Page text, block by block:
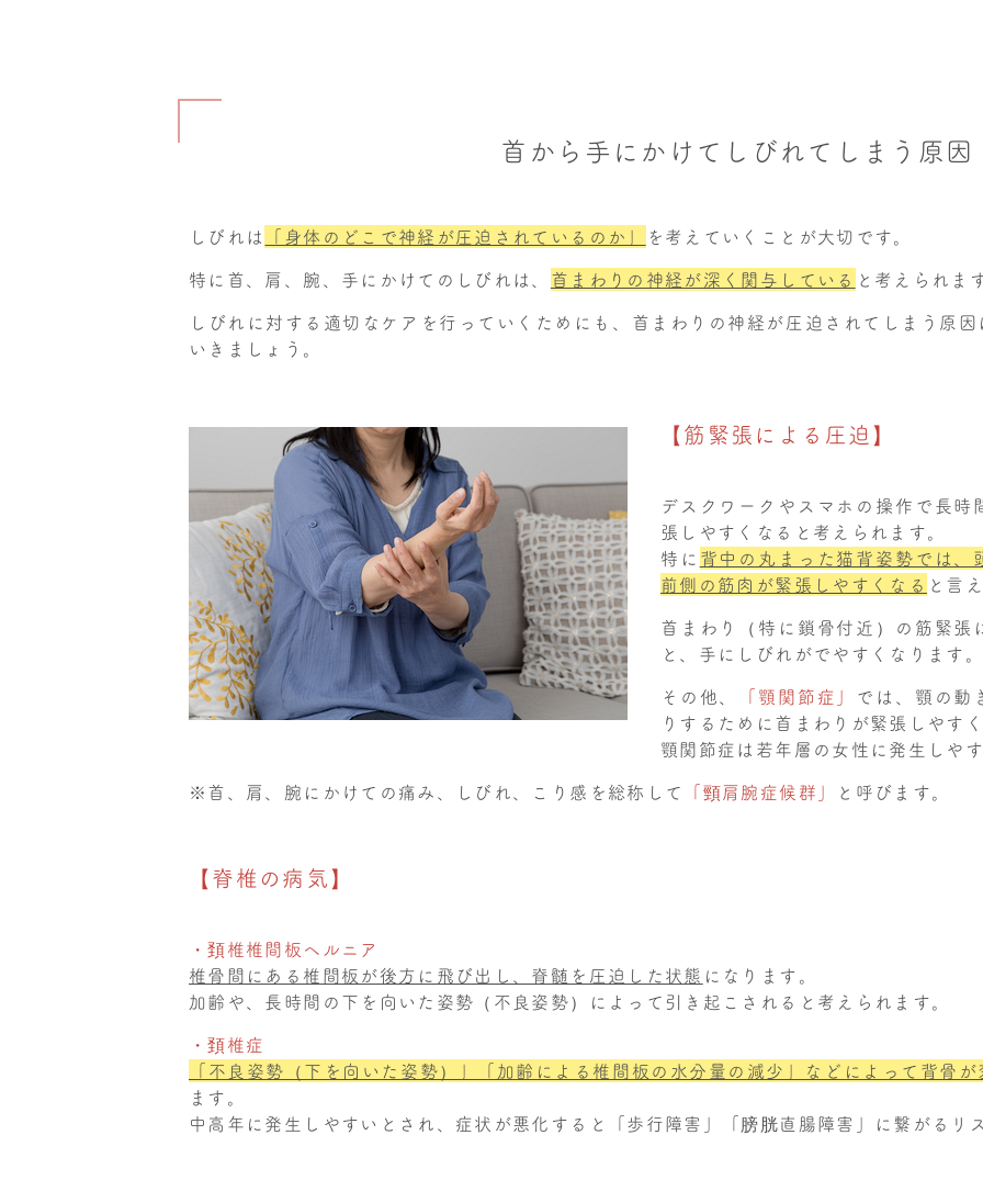
首から手にかけてしびれてしまう原因
しびれは 「身体のどこで神経が圧迫されているのか」
を考えていくことが大切です。
特に首、肩、腕、手にかけてのしびれは、 首まわりの神経が深く関与している と考えられま
しびれに対する適切なケアを行っていくためにも、首まわりの神経が圧迫されてしまう原
いきましょう。
【筋緊張による圧迫】
デスクワークやスマホの操作で長
張しやすくなると考えられます。
特に 背中の丸まった猫背姿勢では、
前側の筋肉が緊張しやすくなる と言
首まわり（特に鎖骨付近）の筋緊張
と、手にしびれがでやすくなります。
その他、
「顎関節症」 では、顎の動
りするために首まわりが緊張しやす
顎関節症は若年層の女性に発生しや
※首、肩、腕にかけての痛み、しびれ、こり感を総称して
「頸肩腕症候群」 と呼びます。
【脊椎の病気】
・頚椎椎間板ヘルニア
椎骨間にある椎間板が後方に飛び出し、脊髄を圧迫した状態 になります。
加齢や、長時間の下を向いた姿勢（不良姿勢）によって引き起こされると考えられます。
・頚椎症
「不良姿勢（下を向いた姿勢）」「加齢による椎間板の水分量の減少」などによって背骨
ます。
中高年に発生しやすいとされ、症状が悪化すると「歩行障害」「膀胱直腸障害」に繋がるリ